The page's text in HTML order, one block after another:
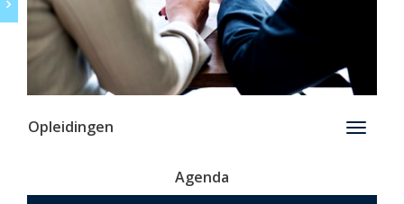
Toggle
Opleidingen
Agenda